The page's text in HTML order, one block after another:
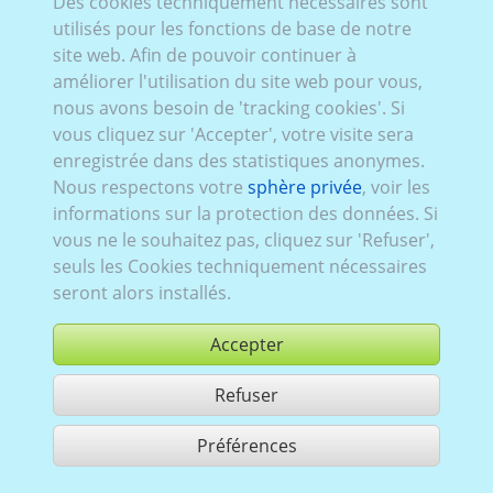
Peug_622:tout électrique,actuel (depuis 2024)
5 portes
Peug_519:tout électrique,actuel (depuis 2020)
5 portes
partager 2 résultats
utilisés pour les fonctions de base de notre
site web. Afin de pouvoir continuer à
améliorer l'utilisation du site web pour vous,
nous avons besoin de 'tracking cookies'. Si
vous cliquez sur 'Accepter', votre visite sera
enregistrée dans des statistiques anonymes.
Nous respectons votre sphère privée, voir les
informations sur la protection des données. Si
vous ne le souhaitez pas, cliquez sur 'Refuser',
seuls les Cookies techniquement nécessaires
seront alors installés.
Accepter
Refuser
Préférences